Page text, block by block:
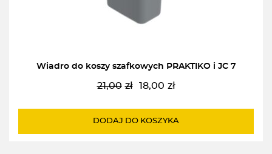
Wiadro do koszy szafkowych PRAKTIKO i JC 7
21,00 zł
Pierwotna
wynosiła:
18,00 zł
Aktualna
wynosi:
DODAJ DO KOSZYKA